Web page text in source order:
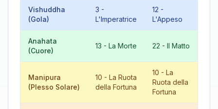
Vishuddha
(Gola)
3 -
L'Imperatrice
12 -
L'Appeso
Anahata
(Cuore)
13 - La Morte 22 - Il Matto
Manipura
(Plesso Solare)
10 - La Ruota
della Fortuna
10 - La
Ruota della
Fortuna